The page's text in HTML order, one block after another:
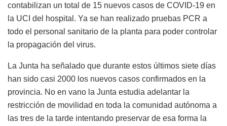
contabilizan un total de 15 nuevos casos de COVID-19 en
la UCI del hospital. Ya se han realizado pruebas PCR a
todo el personal sanitario de la planta para poder controlar
la propagación del virus.
La Junta ha señalado que durante estos últimos siete días
han sido casi 2000 los nuevos casos confirmados en la
provincia. No en vano la Junta estudia adelantar la
restricción de movilidad en toda la comunidad autónoma a
las tres de la tarde intentando preservar de esa forma la